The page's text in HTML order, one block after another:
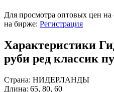
Для просмотра оптовых цен
на бирже: Регистрация
Характеристики
руби ред классик
Страна: НИДЕРЛАНДЫ
Длина: 65, 80, 60